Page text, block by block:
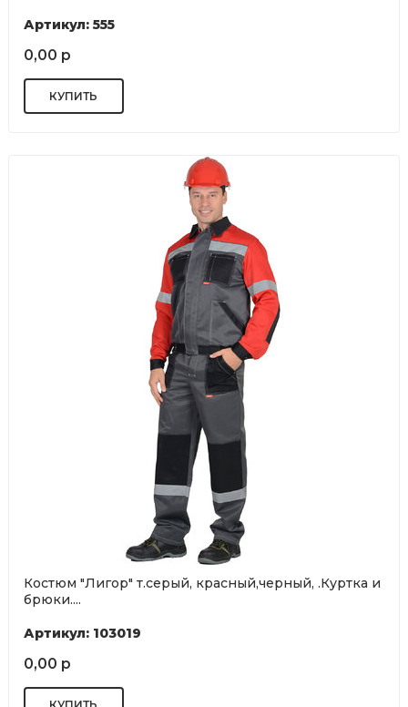
Артикул: 555
0,00 р
Костюм "Лигор" т.серый, красный,черный, .Куртка и
брюки....
Артикул: 103019
0,00 р